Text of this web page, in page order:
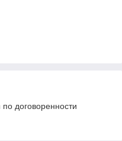
договоренности